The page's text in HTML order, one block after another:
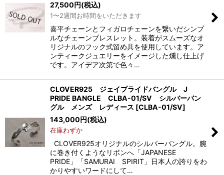
27,500円(税込)
1〜2週間お時間をいただきます
喜平チェーンとフィガロチェーンを繋いだシンプ
ルなチェーンブレスレット。装着がスムーズなオ
リジナルのフック式留め具を使用しています。ア
ンティークジュエリーをイメージした燻し仕上げ
です。アイデア次第で色々…
CLOVER925 ジェイプライドバングル J
PRIDE BANGLE CLBA-01/SV シルバーバン
グル メンズ レディース [CLBA-01/SV]
143,000円(税込)
在庫わずか
CLOVER925オリジナルのシルバーバングル。腕
に巻き付くようなリボンへ「JAPANESE
PRIDE」「SAMURAI SPIRIT」日本人の誇りをわ
かりやすいワードにして…